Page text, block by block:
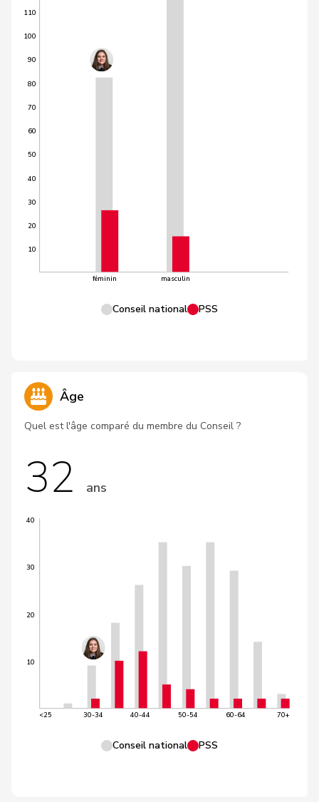
10
20
30
40
50
60
70
80
90
100
110
féminin masculin
Conseil national PSS
Âge
Quel est l'âge comparé du membre du Conseil ?
32 ans
10
20
30
40
<25 30-34 40-44 50-54 60-64 70+
Conseil national PSS